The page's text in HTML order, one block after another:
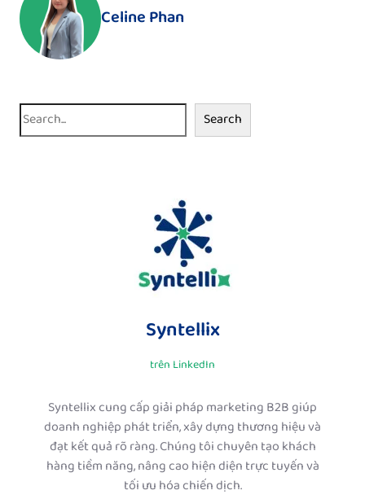
Celine Phan
S
e
Search
Syntellix
trên LinkedIn
Syntellix cung cấp giải pháp marketing B2B giúp
doanh nghiệp phát triển, xây dựng thương hiệu và
đạt kết quả rõ ràng. Chúng tôi chuyên tạo khách
hàng tiềm năng, nâng cao hiện diện trực tuyến và
tối ưu hóa chiến dịch.